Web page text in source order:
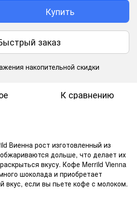
Купить
заказ
накопительной скидки
К сравнению
Виенна рост изготовленный из
дольше, что делает их
вкусу. Кофе Merrild Vienna
шоколада и приобретает
вкус, если вы пьете кофе с молоком.